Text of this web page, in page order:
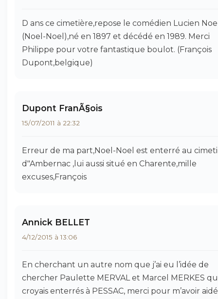
D ans ce cimetière,repose le comédien Lucien
(Noel-Noel),né en 1897 et décédé en 1989. Merci
Philippe pour votre fantastique boulot. (François
Dupont,belgique)
Dupont FranÃ§ois
15/07/2011 à 22:32
Erreur de ma part,Noel-Noel est enterré au
d"Ambernac ,lui aussi situé en Charente,mille
excuses,François
Annick BELLET
4/12/2015 à 13:06
En cherchant un autre nom que j’ai eu l’idée de
chercher Paulette MERVAL et Marcel MERKES
croyais enterrés à PESSAC, merci pour m’avoir